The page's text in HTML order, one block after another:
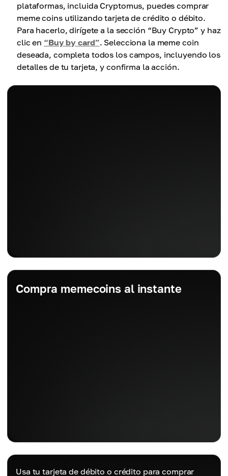
plataformas, incluida Cryptomus, puedes comprar
meme coins utilizando tarjeta de crédito o débito.
Para hacerlo, dirígete a la sección “Buy Crypto” y haz
clic en “Buy by card”. Selecciona la meme coin
deseada, completa todos los campos, incluyendo los
detalles de tu tarjeta, y confirma la acción.
Compra memecoins al instante
Usa tu tarjeta de débito o crédito para comprar